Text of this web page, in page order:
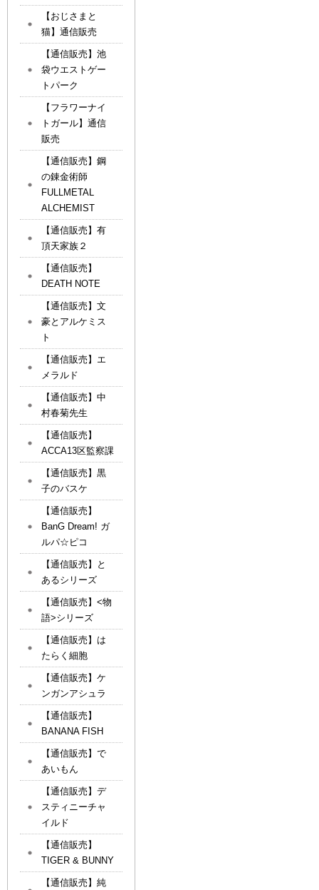
【おじさまと
猫】通信販売
【通信販売】池
袋ウエストゲー
トパーク
【フラワーナイ
トガール】通信
販売
【通信販売】鋼
の錬金術師
FULLMETAL
ALCHEMIST
【通信販売】有
頂天家族２
【通信販売】
DEATH NOTE
【通信販売】文
豪とアルケミス
ト
【通信販売】エ
メラルド
【通信販売】中
村春菊先生
【通信販売】
ACCA13区監察課
【通信販売】黒
子のバスケ
【通信販売】
BanG Dream! ガ
ルパ☆ピコ
【通信販売】と
あるシリーズ
【通信販売】<物
語>シリーズ
【通信販売】は
たらく細胞
【通信販売】ケ
ンガンアシュラ
【通信販売】
BANANA FISH
【通信販売】で
あいもん
【通信販売】デ
スティニーチャ
イルド
【通信販売】
TIGER & BUNNY
【通信販売】純